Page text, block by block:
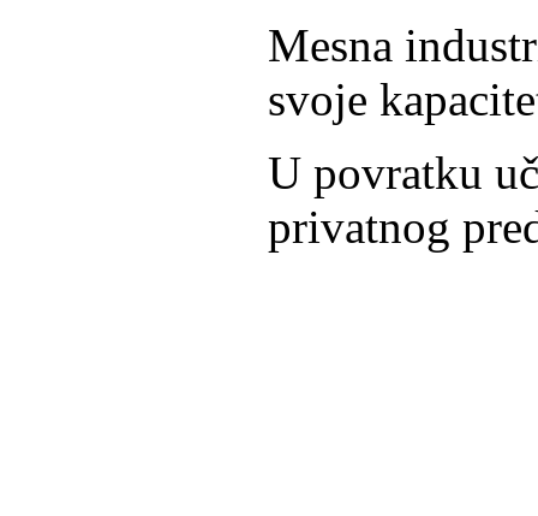
Mesna
svoje
U povratku
privatnog